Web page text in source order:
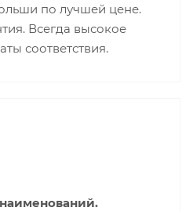
по лучшей цене.
Всегда высокое
соответствия.